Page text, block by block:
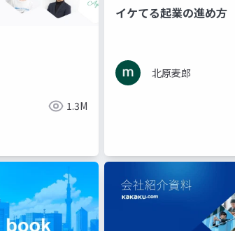
1.3M
イケてる起業の進め方
北原麦郎